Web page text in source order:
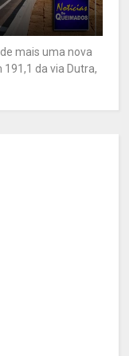
mais uma nova
da via Dutra,